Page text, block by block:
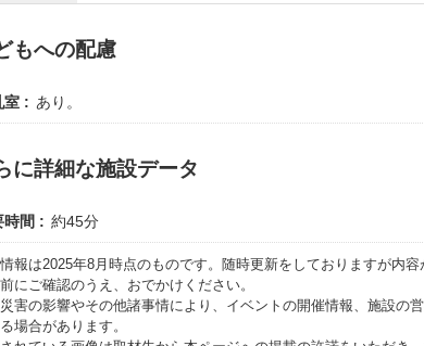
もへの配慮
室 あり。
に詳細な施設データ
時間 約45分
報は2025年8月時点のものです。随時更新をしておりますが内
にご確認のうえ、おでかけください。
害の影響やその他諸事情により、イベントの開催情報、施設の
場合があります。